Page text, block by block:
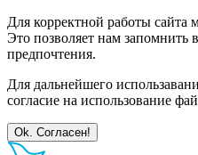
Для корректной работы
Это позволяет нам запомнить
предпочтения.
Для дальнейшего
согласие на использование
Ok. Согласен!